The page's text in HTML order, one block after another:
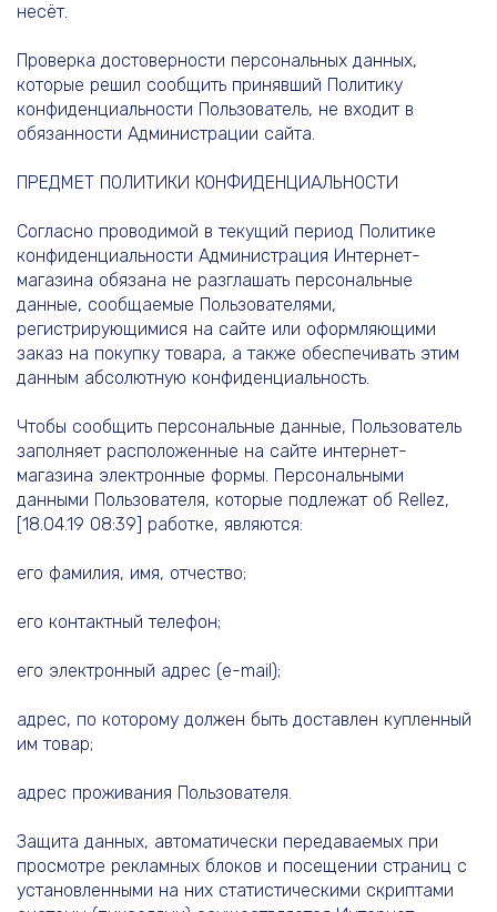
несёт.
Проверка достоверности персональных данных,
которые решил сообщить принявший Политику
конфиденциальности Пользователь, не входит в
обязанности Администрации сайта.
ПРЕДМЕТ ПОЛИТИКИ КОНФИДЕНЦИАЛЬНОСТИ
Согласно проводимой в текущий период Политике
конфиденциальности Администрация Интернет-
магазина обязана не разглашать персональные
данные, сообщаемые Пользователями,
регистрирующимися на сайте или оформляющими
заказ на покупку товара, а также обеспечивать этим
данным абсолютную конфиденциальность.
Чтобы сообщить персональные данные, Пользователь
заполняет расположенные на сайте интернет-
магазина электронные формы. Персональными
данными Пользователя, которые подлежат об Rellez,
[18.04.19 08:39] работке, являются:
его фамилия, имя, отчество;
его контактный телефон;
его электронный адрес (e-mail);
адрес, по которому должен быть доставлен купленный
им товар;
адрес проживания Пользователя.
Защита данных, автоматически передаваемых при
просмотре рекламных блоков и посещении страниц с
установленными на них статистическими скриптами